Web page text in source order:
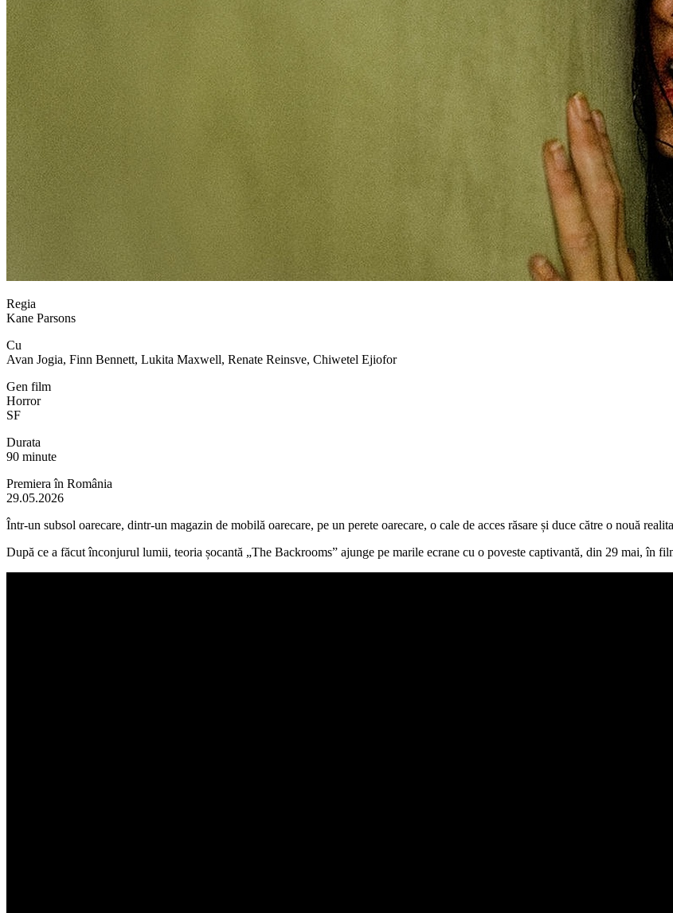
Regia
Kane Parsons
Cu
Avan Jogia, Finn Bennett, Lukita Maxwell, Renate Reinsve, Chiwetel Ejiofor
Gen film
Horror
SF
Durata
90 minute
Premiera în România
29.05.2026
Într-un subsol oarecare, dintr-un magazin de mobilă oarecare, pe un perete oarecare, o cale de acces răsare și duce către o nouă
După ce a făcut înconjurul lumii, teoria șocantă „The Backrooms” ajunge pe marile ecrane cu o poveste captivantă, din 29 mai, în